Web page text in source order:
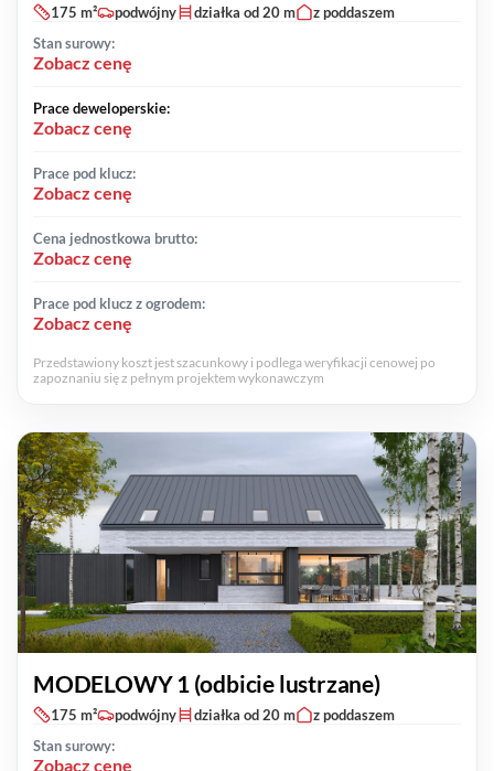
175 m² podwójny działka od 20 m
z poddaszem
Stan surowy:
Zobacz cenę
Prace deweloperskie:
Zobacz cenę
Prace pod klucz:
Zobacz cenę
Cena jednostkowa brutto:
Zobacz cenę
Prace pod klucz z ogrodem:
Zobacz cenę
Przedstawiony koszt jest szacunkowy i podlega weryfikacji cenowej po
zapoznaniu się z pełnym projektem wykonawczym
MODELOWY 1 (odbicie lustrzane)
175 m² podwójny działka od 20 m
z poddaszem
Stan surowy:
Zobacz cenę